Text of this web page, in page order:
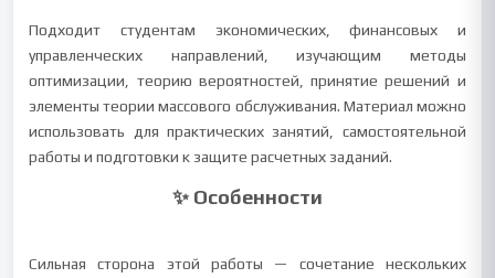
Подходит студентам экономических, финансовых и
управленческих направлений, изучающим методы
оптимизации, теорию вероятностей, принятие решений и
элементы теории массового обслуживания. Материал можно
использовать для практических занятий, самостоятельной
работы и подготовки к защите расчетных заданий.
✨ Особенности
Сильная сторона этой работы — сочетание нескольких